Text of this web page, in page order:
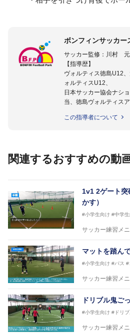
ボンフィンサッカー
サッカー監修：川村
【指導歴】
ヴォルティス徳島U12
ォルティスU12、
日本サッカー協会ナシ
当、徳島ヴォルティス
日本サッカー協会公認B
協会公認キッズリーダ
【指導歴】
FリーグU23選抜監督、
表監督
日本サッカー協会フッ
（アジアサッカー連盟
【資格】
JFA公認A級コーチジェ
ットサルB級コーチライ
横山 哲久
【指導歴】
【資格】
日本サッカー協会公認B
この指導者について
関連するおすすめの動
1v1 2ゲート突
かす）
#小学生向け #中学生
サッカー練習メ
マットを踏ん
#小学生向け #パス #
サッカー練習メ
ドリブル鬼ご
#小学生向け #ドリ
サッカー練習メ